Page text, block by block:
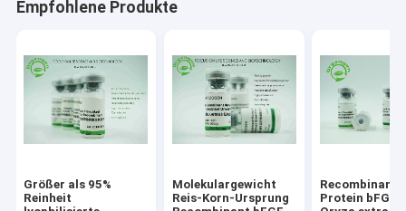
Empfohlene Produkte
Größer als 95%
Reinheit
Molekulargewicht
Reis-Korn-Ursprung
Recombinant
Protein bFGF